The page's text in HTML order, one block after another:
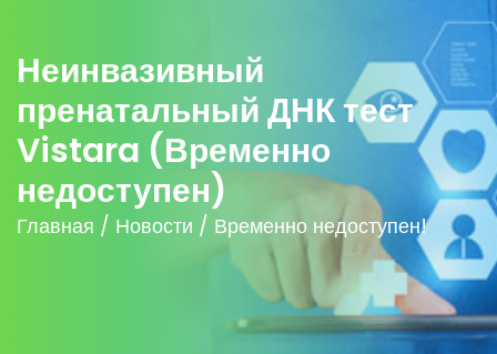
Неинвазивный
пренатальный ДНК тест
Vistara (Временно
недоступен)
Главная / Новости / Временно недоступен!